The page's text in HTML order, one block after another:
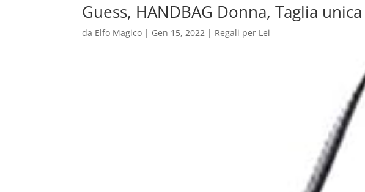
Guess, HANDBAG Donna, Taglia unica
da Elfo Magico | Gen 15, 2022 | Regali per Lei